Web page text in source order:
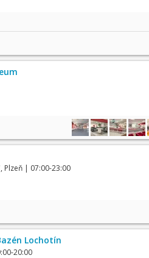
Plzeň | 07:00-23:00
Lochotín
20:00